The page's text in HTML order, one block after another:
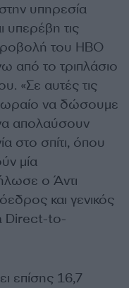
υπηρεσία
υπερέβη τις
του HBO
από το τριπλάσιο
«Σε αυτές τις
ωραίο να δώσουμε
να απολαύσουν
στο σπίτι, όπου
μία
ο Άντι
και γενικός
Direct-to-
επίσης 16,7